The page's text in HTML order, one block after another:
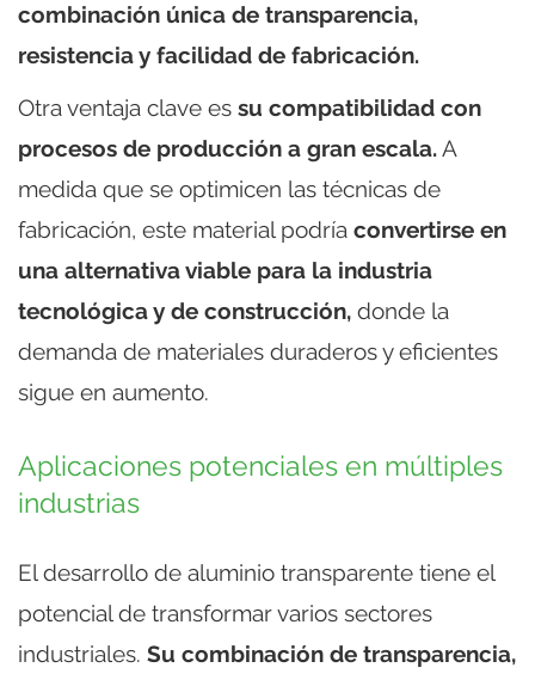
combinación única de transparencia,
resistencia y facilidad de fabricación.
Otra ventaja clave es su compatibilidad con
procesos de producción a gran escala.A
medida que se optimicen las técnicas de
fabricación, este material podría convertirse en
una alternativa viable para la industria
tecnológica y de construcción, donde la
demanda de materiales duraderos y eficientes
sigue en aumento.
Aplicaciones potenciales en múltiples
industrias
El desarrollo de aluminio transparente tiene el
potencial de transformar varios sectores
industriales. Su combinación de transparencia,